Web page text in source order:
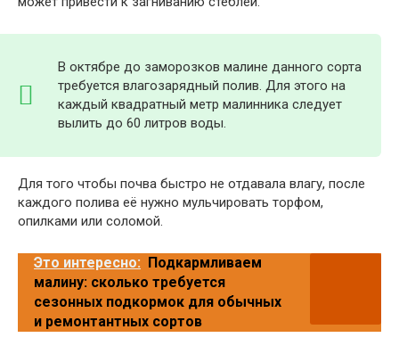
В октябре до заморозков малине данного сорта
требуется влагозарядный полив. Для этого на
каждый квадратный метр малинника следует
вылить до 60 литров воды.
Для того чтобы почва быстро не отдавала влагу, после
каждого полива её нужно мульчировать торфом,
опилками или соломой.
Это интересно: Подкармливаем
малину: сколько требуется
сезонных подкормок для обычных
и ремонтантных сортов